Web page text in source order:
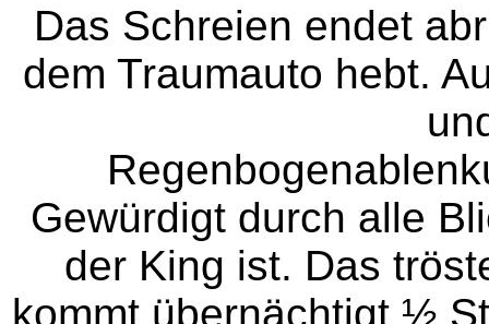
Das Schreien endet
dem Traumauto hebt.
Gewürdigt durch alle
der King ist. Das
kommt übernächtigt ½